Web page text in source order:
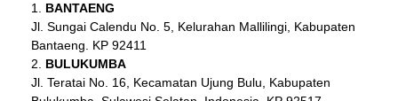
BANTAENG
Jl. Sungai Calendu No. 5, Kelurahan Mallilingi, Kabupaten
Bantaeng. KP 92411
BULUKUMBA
Jl. Teratai No. 16, Kecamatan Ujung Bulu, Kabupaten